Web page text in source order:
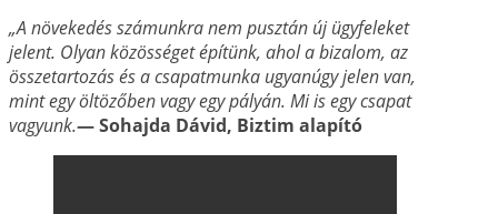
„A növekedés számunkra nem pusztán új ügyfeleket
jelent. Olyan közösséget építünk, ahol abizalom, az
összetartozás és a csapatmunka ugyanúgy jelen van,
mint egy öltözőben vagyegy pályán. Mi is egy csapat
vagyunk.— Sohajda Dávid, Biztim alapító